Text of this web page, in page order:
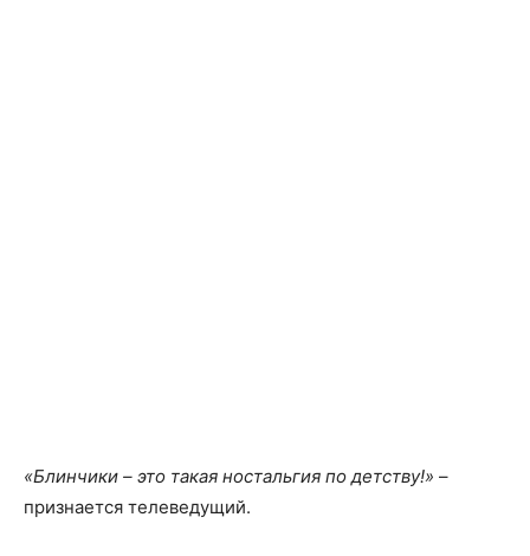
«Блинчики – это такая ностальгия по детству!» –
признается телеведущий.